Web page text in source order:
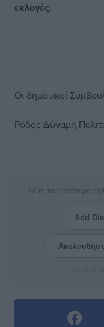
εκλογές.
Οι δημοτικοί
Ρόδος Δύναμη
Δείτε περισσότερα
Add